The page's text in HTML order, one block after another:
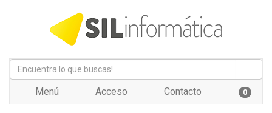
Menú Acceso Contacto 0